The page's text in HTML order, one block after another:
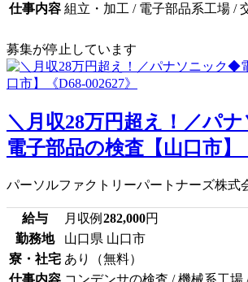
仕事内容 組立・加工 / 電子部品系工場 /
募集が停止しています
＼月収28万円超え！／パ
電子部品の検査【山口市】
パーソルファクトリーパートナーズ株式
給与 月収例 282,000円
勤務地
山口県 山口市
寮・社宅 あり（無料）
仕事内容 コンデンサの検査 / 機械系工場